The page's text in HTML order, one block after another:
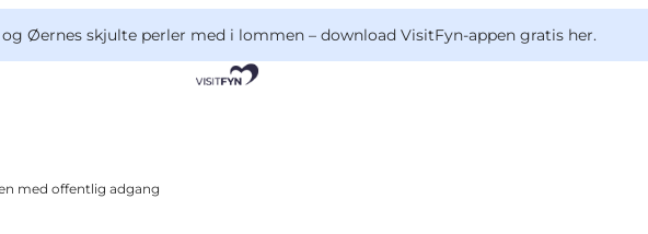
Øernes skjulte perler med i lommen – download VisitFyn-appen gratis her.
med offentlig adgang